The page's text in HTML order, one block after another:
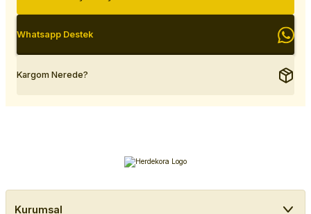
Whatsapp Destek
Kargom Nerede?
Kurumsal